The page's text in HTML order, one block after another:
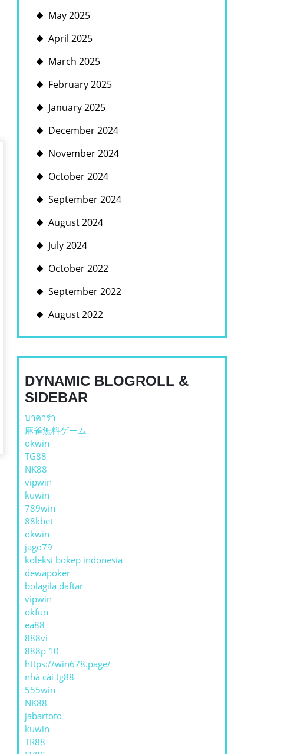
May 2025
April 2025
March 2025
February 2025
January 2025
December 2024
November 2024
October 2024
September 2024
August 2024
July 2024
October 2022
September 2022
August 2022
DYNAMIC BLOGROLL &
SIDEBAR
บาคาร่า
麻雀無料ゲーム
okwin
TG88
NK88
vipwin
kuwin
789win
88kbet
okwin
jago79
koleksi bokep indonesia
dewapoker
bolagila daftar
vipwin
okfun
ea88
888vi
888p 10
https://win678.page/
nhà cái tg88
555win
NK88
jabartoto
kuwin
TR88